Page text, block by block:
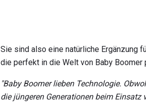
Sie sind also eine natürliche Ergänzung
die perfekt in die Welt von Baby Boomer
"Baby Boomer lieben Technologie.
die jüngeren Generationen beim Einsatz